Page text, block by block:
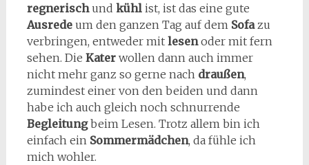
regnerischund kühlist, ist das eine gute
Ausredeum den ganzen Tag auf dem Sofazu
verbringen, entweder mit lesenoder mit fern
sehen. Die Katerwollen dann auch immer
nicht mehr ganz so gerne nach draußen,
zumindest einer von den beiden und dann
habe ich auch gleich noch schnurrende
Begleitungbeim Lesen. Trotz allem bin ich
einfach ein Sommermädchen, da fühle ich
mich wohler.